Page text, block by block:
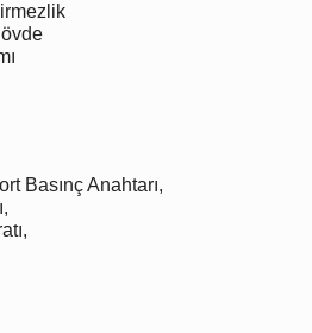
Basınç Anahtarı,